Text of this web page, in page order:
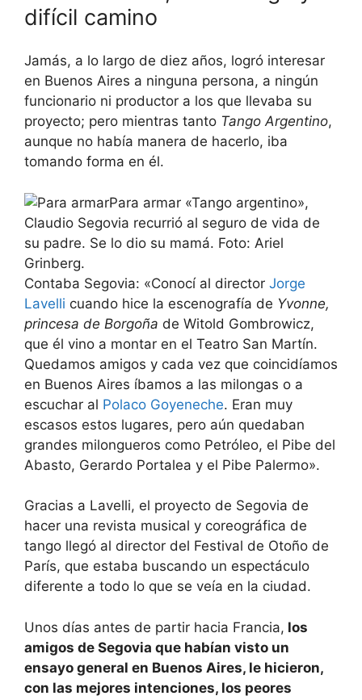
difícil camino
Jamás, a lo largo de diez años, logró interesar
en Buenos Aires a ninguna persona, a ningún
funcionario ni productor a los que llevaba su
proyecto; pero mientras tanto Tango Argentino,
aunque no había manera de hacerlo, iba
tomando forma en él.
Para armar «Tango argentino»,
Claudio Segovia recurrió al seguro de vida de
su padre. Se lo dio su mamá. Foto: Ariel
Grinberg.
Contaba Segovia: «Conocí al director Jorge
Lavelli cuando hice la escenografía de Yvonne,
princesa de Borgoña de Witold Gombrowicz,
que él vino a montar en el Teatro San Martín.
Quedamos amigos y cada vez que coincidíamos
en Buenos Aires íbamos a las milongas o a
escuchar al Polaco Goyeneche. Eran muy
escasos estos lugares, pero aún quedaban
grandes milongueros como Petróleo, el Pibe del
Abasto, Gerardo Portalea y el Pibe Palermo».
Gracias a Lavelli, el proyecto de Segovia de
hacer una revista musical y coreográfica de
tango llegó al director del Festival de Otoño de
París, que estaba buscando un espectáculo
diferente a todo lo que se veía en la ciudad.
Unos días antes de partir hacia Francia, los
amigos de Segovia que habían visto un
ensayo general en Buenos Aires, le hicieron,
con las mejores intenciones, los peores